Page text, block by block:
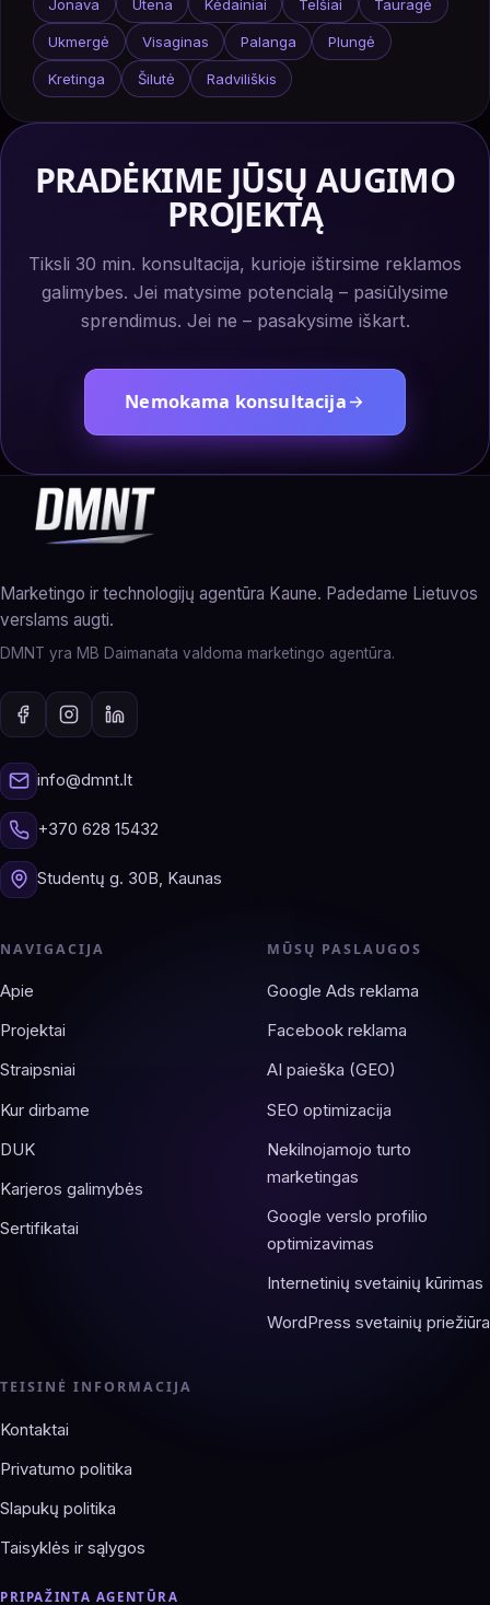
Jonava Utena Kėdainiai Telšiai Tauragė
Ukmergė Visaginas Palanga Plungė
Kretinga Šilutė Radviliškis
PRADĖKIME JŪSŲ AUGIMO
PROJEKTĄ
Tiksli 30 min. konsultacija, kurioje ištirsime reklamos
galimybes. Jei matysime potencialą – pasiūlysime
sprendimus. Jei ne – pasakysime iškart.
Nemokama konsultacija
Marketingo ir technologijų agentūra Kaune. Padedame Lietuvos
verslams augti.
DMNT yra MB Daimanata valdoma marketingo agentūra.
info@dmnt.lt
+370 628 15432
Studentų g. 30B, Kaunas
NAVIGACIJA
Apie
Projektai
Straipsniai
Kur dirbame
DUK
Karjeros galimybės
Sertifikatai
MŪSŲ PASLAUGOS
Google Ads reklama
Facebook reklama
AI paieška (GEO)
SEO optimizacija
Nekilnojamojo turto
marketingas
Google verslo profilio
optimizavimas
Internetinių svetainių kūrimas
WordPress svetainių priežiūra
TEISINĖ INFORMACIJA
Kontaktai
Privatumo politika
Slapukų politika
Taisyklės ir sąlygos
PRIPAŽINTA AGENTŪRA